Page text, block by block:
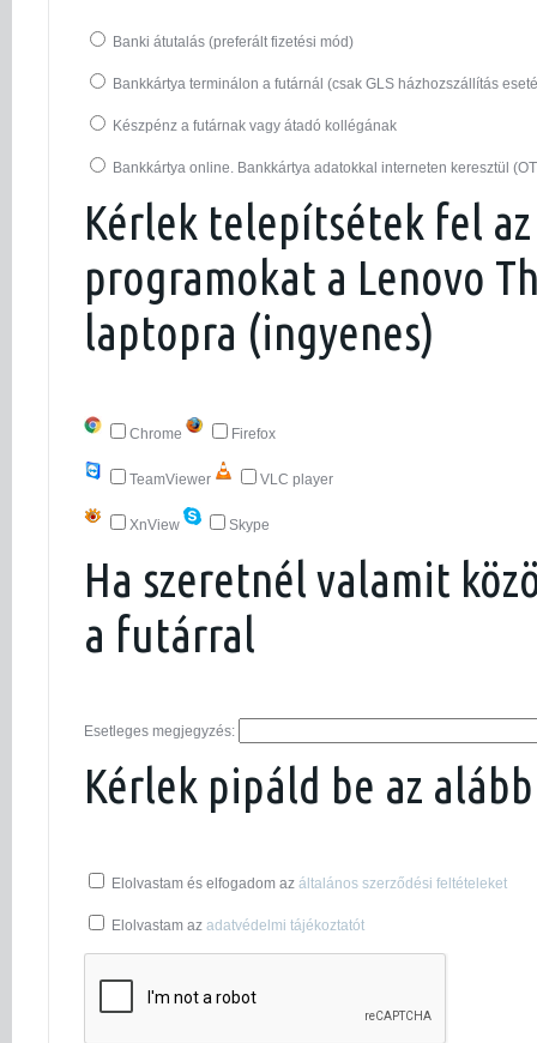
Banki átutalás (preferált fizetési mód)
Bankkártya terminálon a futárnál (csak GLS házhozszállítás
Készpénz a futárnak vagy átadó kollégának
Bankkártya online. Bankkártya adatokkal interneten keresztül
Kérlek telepítsétek fel
programokat a Lenovo
laptopra (ingyenes)
Chrome Firefox
TeamViewer VLC player
XnView Skype
Ha szeretnél valamit
a futárral
Esetleges megjegyzés:
Kérlek pipáld be az
Elolvastam és elfogadom az általános szerződési feltételeket
Elolvastam az adatvédelmi tájékoztatót